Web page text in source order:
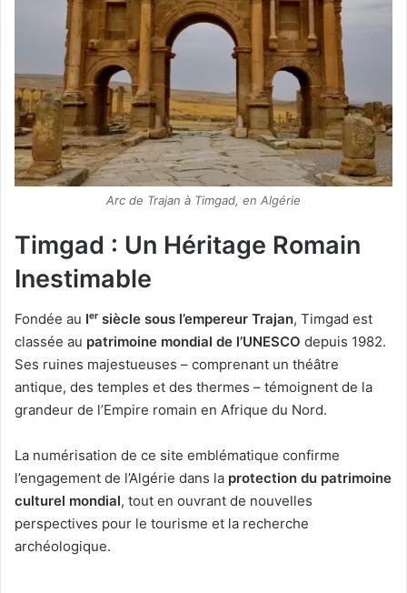
Arc de Trajan à Timgad, en Algérie
Timgad : Un Héritage Romain
Inestimable
Fondée au Iᵉʳ siècle sous l’empereur Trajan, Timgad est
classée au patrimoine mondial de l’UNESCO depuis 1982.
Ses ruines majestueuses – comprenant un théâtre
antique, des temples et des thermes – témoignent de la
grandeur de l’Empire romain en Afrique du Nord.
La numérisation de ce site emblématique confirme
l’engagement de l’Algérie dans la protection du patrimoine
culturel mondial, tout en ouvrant de nouvelles
perspectives pour le tourisme et la recherche
archéologique.